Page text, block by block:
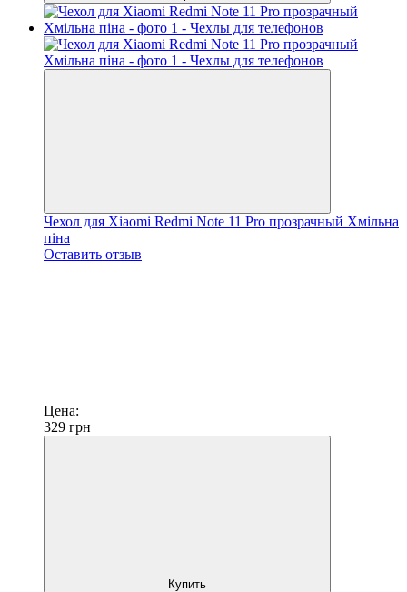
Чехол для Xiaomi Redmi Note 11 Pro прозрачный Хмільна
піна
Оставить отзыв
Цена:
329 грн
Купить